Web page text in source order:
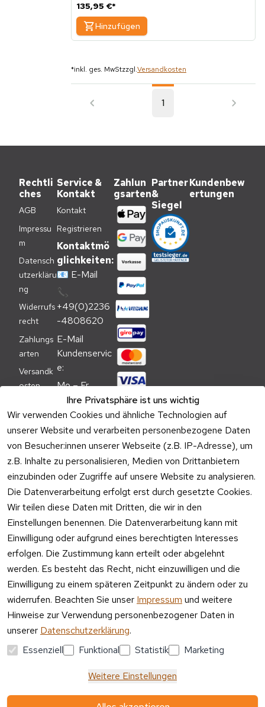
135,95 €*
Hinzufügen
*inkl. ges. MwStzzgl.Versandkosten
1
Ihre Privatsphäre ist uns wichtig
Wir verwenden Cookies und ähnliche Technologien auf
unserer Website und verarbeiten personenbezogene Daten
von Besucher:innen unserer Webseite (z.B. IP-Adresse), um
z.B. Inhalte zu personalisieren, Medien von Drittanbietern
einzubinden oder Zugriffe auf unsere Website zu analysieren.
Die Datenverarbeitung erfolgt erst durch gesetzte Cookies.
Wir teilen diese Daten mit Dritten, die wir in den
Einstellungen benennen. Die Datenverarbeitung kann mit
Einwilligung oder aufgrund eines berechtigten Interesses
erfolgen. Die Zustimmung kann erteilt oder abgelehnt
werden. Es besteht das Recht, nicht einzuwilligen und die
Einwilligung zu einem späteren Zeitpunkt zu ändern oder zu
widerrufen. Beachten Sie unser Impressum und weitere
Hinweise zur Verwendung personenbezogener Daten in
unserer Datenschutzerklärung.
Essenziell
Funktional Statistik Marketing
Weitere Einstellungen
Rechtli
ches
AGB
Impressu
m
Datensch
utzerkläru
ng
Widerrufs
recht
Zahlungs
arten
Versandk
osten
nweis
Verpacku
ngshinwei
se
Altgeräte
-
Entsorgu
ng
Vertrag
widerrufen
Service &
Kontakt
Kontakt
Registrieren
Kontaktmö
glichkeiten:
📧 E-Mail
📞
+49(0)2236
-4808620
E-Mail
Kundenservic
e:
Mo – Fr
09:00 –
17:00 Uhr
Telefon
Kundenservic
e:
Mo – Fr 11:00
– 15:00 Uhr
Zahlun
gsarten
Versa
ndpa
rtner
Partner
&
Siegel
Kundenbew
ertungen